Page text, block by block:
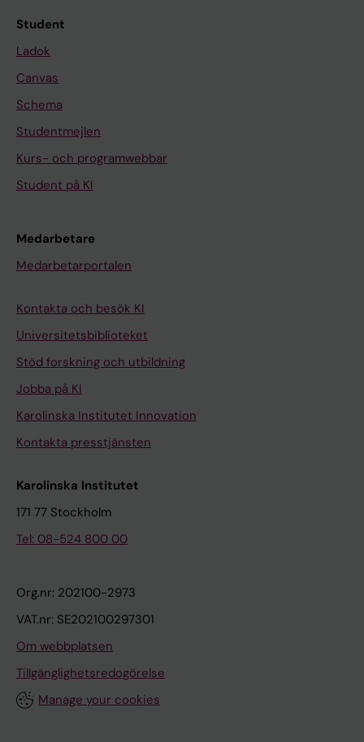
Student
Ladok
Canvas
Schema
Studentmejlen
Kurs- och programwebbar
Student på KI
Medarbetare
Medarbetarportalen
Kontakta och besök KI
Universitetsbiblioteket
Stöd forskning och utbildning
Jobba på KI
Karolinska Institutet Innovation
Kontakta presstjänsten
Karolinska Institutet
171 77 Stockholm
Tel: 08-524 800 00
Org.nr: 202100-2973
VAT.nr: SE202100297301
Om webbplatsen
Tillgänglighetsredogörelse
Manage your cookies